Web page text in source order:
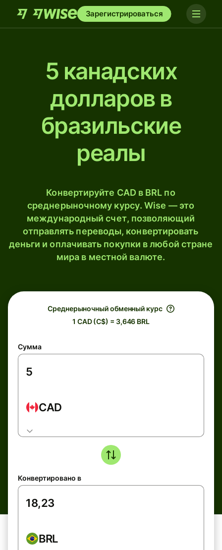
Зарегистрироваться
5 канадских
долларов в
бразильские
реалы
Конвертируйте CAD в BRL по
среднерыночному курсу. Wise — это
международный счет, позволяющий
отправлять переводы, конвертировать
деньги и оплачивать покупки в любой стране
мира в местной валюте.
Среднерыночный обменный курс
1 CAD (C$) = 3,646 BRL
Сумма
CAD
Конвертировано в
BRL